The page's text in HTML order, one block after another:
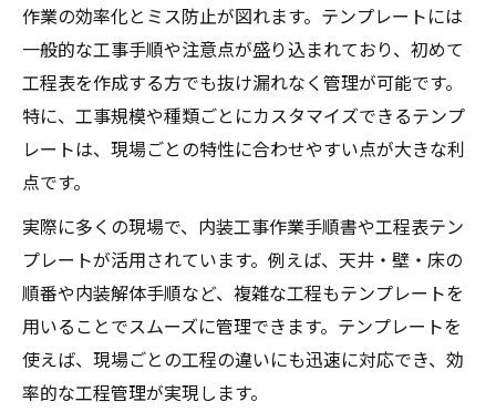
作業の効率化とミス防止が図れます。テンプレートには
一般的な工事手順や注意点が盛り込まれており、初めて
工程表を作成する方でも抜け漏れなく管理が可能です。
特に、工事規模や種類ごとにカスタマイズできるテンプ
レートは、現場ごとの特性に合わせやすい点が大きな利
点です。
実際に多くの現場で、内装工事作業手順書や工程表テン
プレートが活用されています。例えば、天井・壁・床の
順番や内装解体手順など、複雑な工程もテンプレートを
用いることでスムーズに管理できます。テンプレートを
使えば、現場ごとの工程の違いにも迅速に対応でき、効
率的な工程管理が実現します。